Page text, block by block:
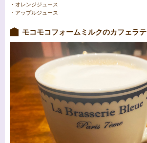
・オレンジジュース
・アップルジュース
モコモコフォームミルクのカフェラテ